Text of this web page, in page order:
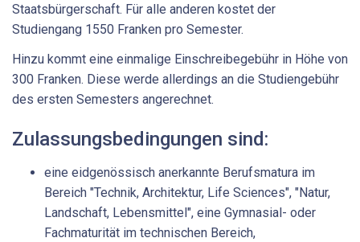
Staatsbürgerschaft. Für alle anderen kostet der
Studiengang 1550 Franken pro Semester.
Hinzu kommt eine einmalige Einschreibegebühr in Höhe von
300 Franken. Diese werde allerdings an die Studiengebühr
des ersten Semesters angerechnet.
Zulassungsbedingungen sind:
eine eidgenössisch anerkannte Berufsmatura im
Bereich "Technik, Architektur, Life Sciences", "Natur,
Landschaft, Lebensmittel", eine Gymnasial- oder
Fachmaturität im technischen Bereich,